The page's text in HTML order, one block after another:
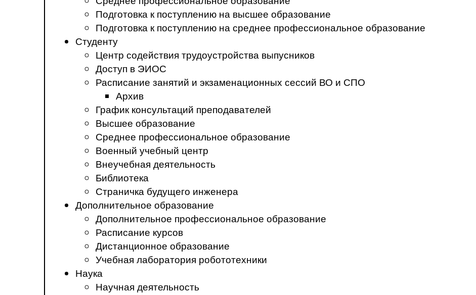
Подготовка к поступлению на высшее образование
Подготовка к поступлению на среднее профессиональное образование
Студенту
Центр содействия трудоустройства выпусников
Доступ в ЭИОС
Расписание занятий и экзаменационных сессий ВО и СПО
Архив
График консультаций преподавателей
Высшее образование
Среднее профессиональное образование
Военный учебный центр
Внеучебная деятельность
Библиотека
Страничка будущего инженера
Дополнительное образование
Дополнительное профессиональное образование
Расписание курсов
Дистанционное образование
Учебная лаборатория робототехники
Наука
Научная деятельность